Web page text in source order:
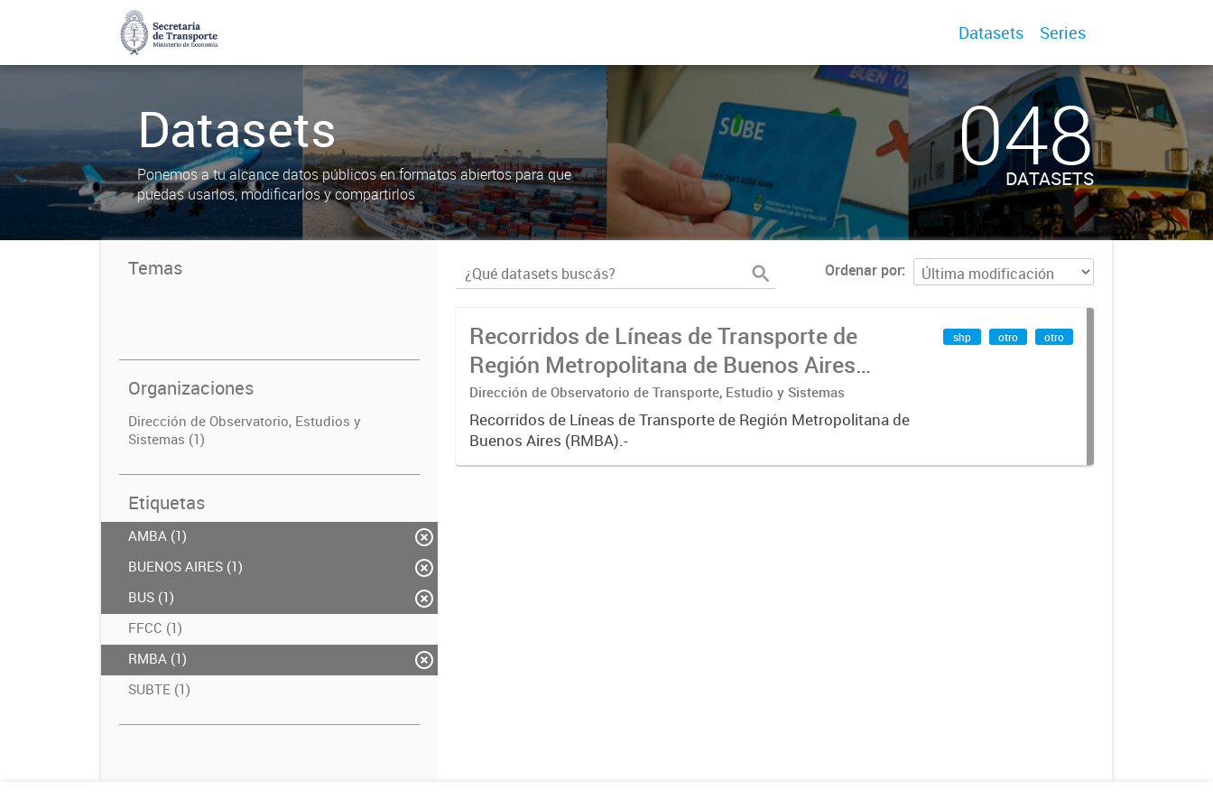
Datasets Series
Datasets
Ponemos a tu alcance datos públicos en formatos abiertos para que
puedas usarlos, modificarlos y compartirlos
048
DATASETS
Temas
Organizaciones
Dirección de Observatorio, Estudios y
Sistemas (1)
Etiquetas
AMBA (1)
BUENOS AIRES (1)
BUS (1)
FFCC (1)
RMBA (1)
SUBTE (1)
Ordenar por
Recorridos de Líneas de Transporte de
Región Metropolitana de Buenos Aires
(RMBA)
Dirección de Observatorio de Transporte, Estudio y Sistemas
Recorridos de Líneas de Transporte de Región Metropolitana de
Buenos Aires (RMBA).-
shp otro otro